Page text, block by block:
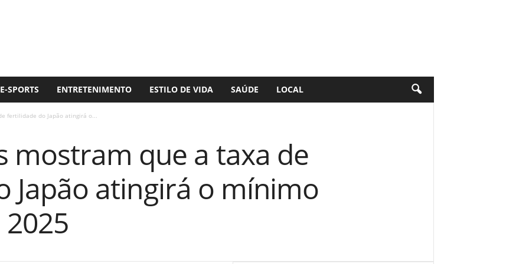
E-SPORTS ENTRETENIMENTO ESTILO DE VIDA SAÚDE LOCAL
fertilidade do Japão atingirá o...
mostram que a taxa de
Japão atingirá o mínimo